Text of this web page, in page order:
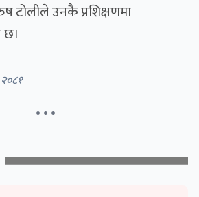
टोलीले उनकै प्रशिक्षणमा
• • •